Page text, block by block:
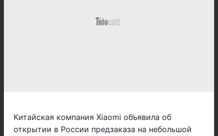
Китайская компания Xiaomi объявила об
открытии в России предзаказа на небольшой